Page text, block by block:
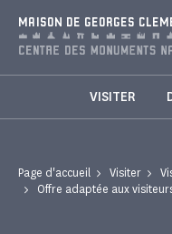
MAISON DE GEORGES
VISITER
Page d'accueil Visiter
Offre adaptée aux